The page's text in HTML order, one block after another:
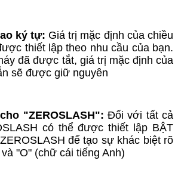
ký tự: Giá trị mặc định của chiều
thiết lập theo nhu cầu của bạn.
đã được tắt, giá trị mặc định của
sẽ được giữ nguyên
"ZEROSLASH": Đối với tất cả
có thể được thiết lập BẬT
để tạo sự khác biệt rõ
"O" (chữ cái tiếng Anh)